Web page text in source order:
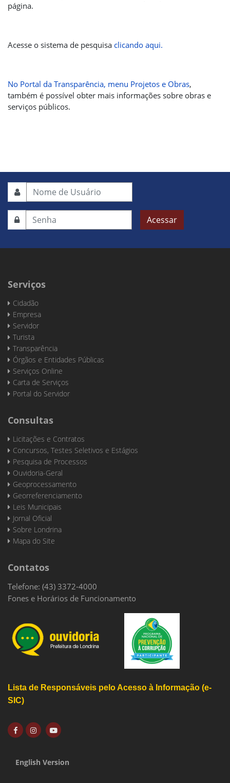
página.
Acesse o sistema de pesquisa clicando aqui.
No Portal da Transparência, menu Projetos e Obras,
também é possível obter mais informações sobre obras e
serviços públicos.
Acessar
Serviços
Cidadão
Empresa
Servidor
Turista
Transparência
Órgãos e Entidades Públicas
Serviços Online
Carta de Serviços
Portal do Servidor
Consultas
Licitações e Contratos
Concursos, Testes Seletivos e Estágios
Pesquisa de Processos
Ouvidoria-Geral
Geoprocessamento
Georreferenciamento
Leis Municipais
Jornal Oficial
Sobre Londrina
Mapa do Site
Contatos
Telefone: (43) 3372-4000
Fones e Horários de Funcionamento
Lista de Responsáveis pelo Acesso à Informação (e-
SIC)
English Version